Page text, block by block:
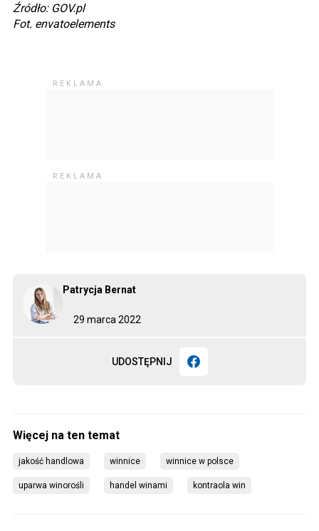
29 marca 2022
Patrycja Bernat
UDOSTĘPNIJ
Źródło: GOV.pl
Fot. envatoelements
jakość handlowa winnice winnice w polsce
uparwa winorośli handel winami kontraola win